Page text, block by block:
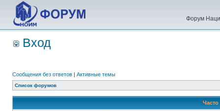
Форум
Вход
Сообщения без ответов | Активные темы
Список форумов